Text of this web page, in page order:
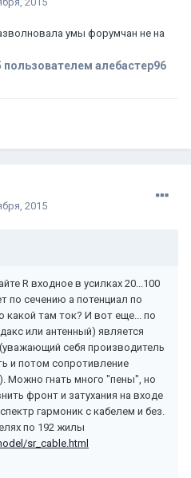
умы форумчан не на
пользователем алебастер96
2015
R входное в усилках 20...100
по сечению а потенциал по
какой там ток? И вот еще... по
или антенный) является
себя производитель
и потом сопротивление
Можно гнать много "пены", но
фронт и затухания на входе
гармоник с кабелем и без.
по 192 жилы
sr_cable.html